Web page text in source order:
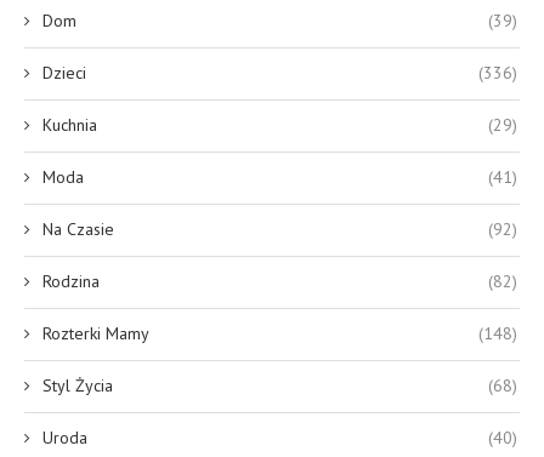
Dom (39)
Dzieci (336)
Kuchnia (29)
Moda (41)
Na Czasie (92)
Rodzina (82)
Rozterki Mamy (148)
Styl Życia (68)
Uroda (40)